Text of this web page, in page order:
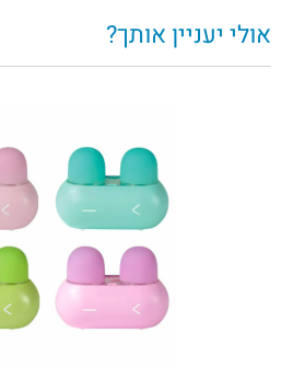
אולי יעניין אותך?